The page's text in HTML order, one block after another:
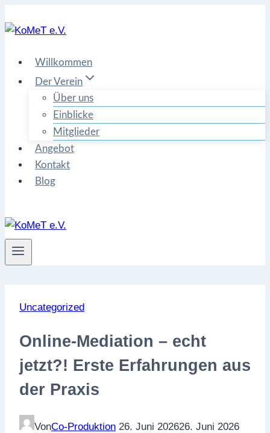
Inhalt
Willkommen
Der Verein
Über uns
Einblicke
Mitglieder
Angebot
Kontakt
Blog
Uncategorized
Online-Mediation – echt
jetzt?! Erste Erfahrungen aus
der Praxis
VonCo-Produktion 26. Juni 202626. Juni 2026